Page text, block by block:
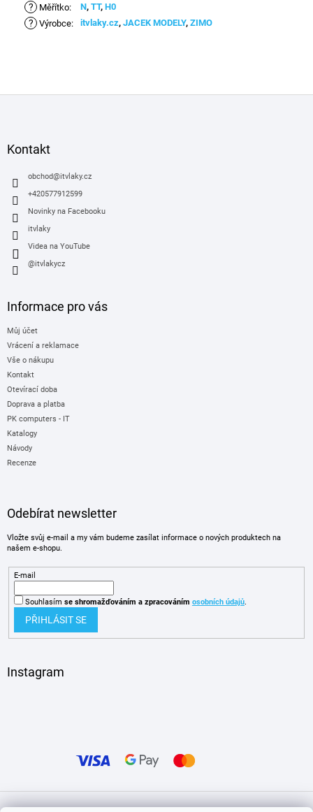
? Měřítko: N, TT, H0
? Výrobce: itvlaky.cz, JACEK MODELY, ZIMO
Kontakt
obchod@itvlaky.cz
+420577912599
Novinky na Facebooku
itvlaky
Videa na YouTube
@itvlakycz
Informace pro vás
Můj účet
Vrácení a reklamace
Vše o nákupu
Kontakt
Otevírací doba
Doprava a platba
PK computers - IT
Katalogy
Návody
Recenze
Odebírat newsletter
Vložte svůj e-mail a my vám budeme zasílat informace o nových produktech na
našem e-shopu.
E-mail
Souhlasím se shromažďováním a zpracováním osobních údajů.
PŘIHLÁSIT SE
Instagram